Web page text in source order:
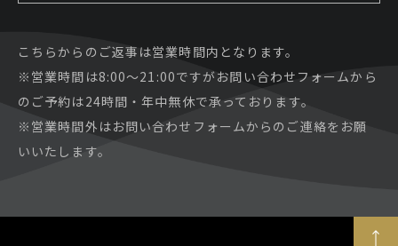
こちらからのご返事は営業時間内となります。
※営業時間は8:00～21:00ですがお問い合わせフォームから
のご予約は24時間・年中無休で承っております。
※営業時間外はお問い合わせフォームからのご連絡をお願
いいたします。